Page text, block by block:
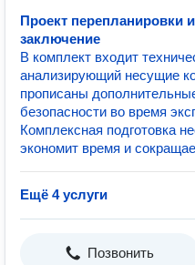
Проект перепланировки
заключение
В комплект входит
анализирующий несущие
прописаны
безопасности во время
Комплексная подготовка
экономит время и
Ещё 4 услуги
Позвонить